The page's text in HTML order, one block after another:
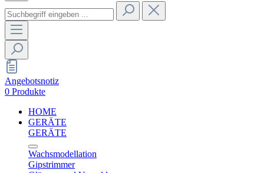
Angebotsnotiz
0 Produkte
HOME
GERÄTE
GERÄTE
Wachsmodellation
Gipstrimmer